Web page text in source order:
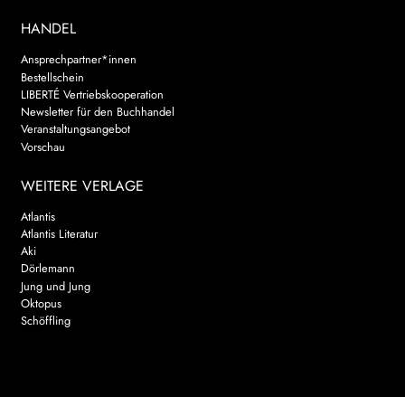
HANDEL
Ansprechpartner*innen
Bestellschein
LIBERTÉ Vertriebskooperation
Newsletter für den Buchhandel
Veranstaltungsangebot
Vorschau
WEITERE VERLAGE
Atlantis
Atlantis Literatur
Aki
Dörlemann
Jung und Jung
Oktopus
Schöffling